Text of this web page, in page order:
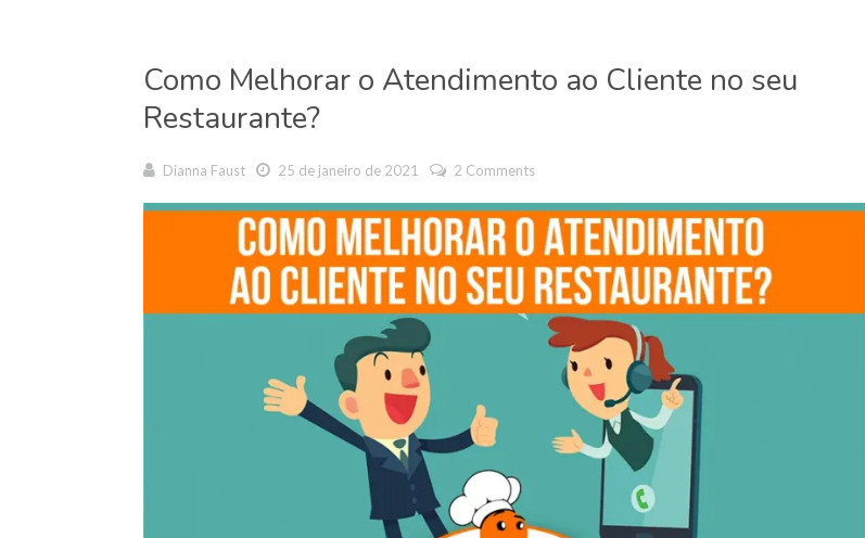
Como Melhorar o Atendimento ao Cliente no seu
Restaurante?
Dianna Faust 25 de janeiro de 2021 2 Comments